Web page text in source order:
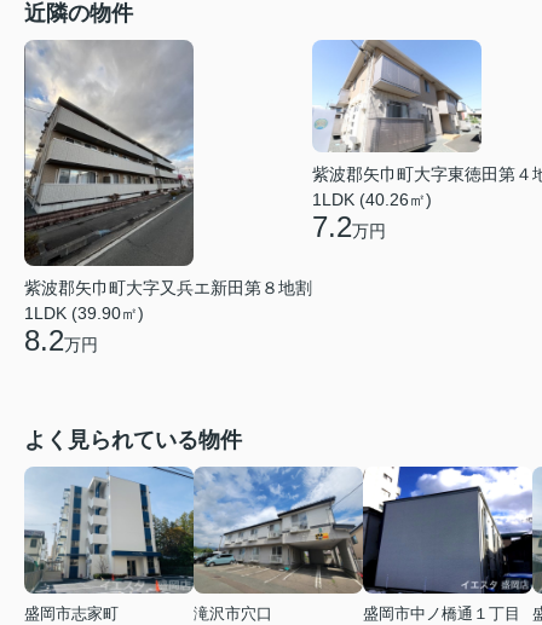
近隣の物件
紫波郡矢巾町大字又兵エ新田第８地割
1LDK (39.90㎡)
8.2万円
紫波郡矢巾町大字東徳田第４
1LDK (40.26㎡)
7.2万円
よく見られている物件
盛岡市志家町
滝沢市穴口
盛岡市中ノ橋通１丁目